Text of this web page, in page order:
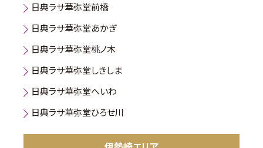
日典ラサ華弥堂前橋
日典ラサ華弥堂あかぎ
日典ラサ華弥堂桃ノ木
日典ラサ華弥堂しきしま
日典ラサ華弥堂へいわ
日典ラサ華弥堂ひろせ川